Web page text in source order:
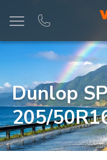
Dunlop
205/
Информация